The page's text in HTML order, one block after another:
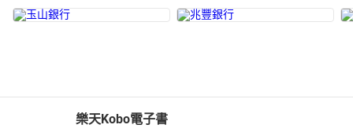
樂天Kobo電子書